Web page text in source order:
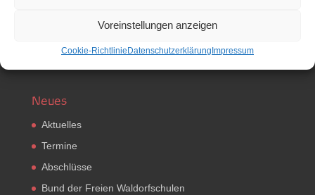
Voreinstellungen anzeigen
Cookie-RichtlinieDatenschutzerklärungImpressum
Neues
Aktuelles
Termine
Abschlüsse
Bund der Freien Waldorfschulen